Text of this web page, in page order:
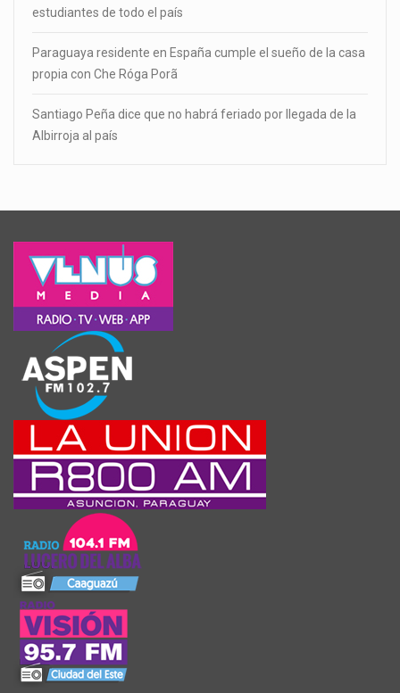
estudiantes de todo el país
Paraguaya residente en España cumple el sueño de la casa
propia con Che Róga Porã
Santiago Peña dice que no habrá feriado por llegada de la
Albirroja al país